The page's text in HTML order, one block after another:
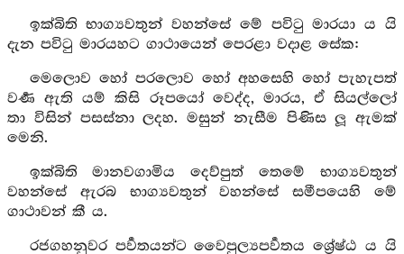
ඉක්බිති භාග්‍යවතුන් වහන්සේ මේ පවිටු මාරයා ය යි
දැන පවිටු මාරයහට ගාථායෙන් පෙරළා වදාළ සේක:
මෙලොව හෝ පරලොව හෝ අහසෙහි හෝ පැහැපත්
වර්‍ණ ඇති යම් කිසි රූපයෝ වෙද්ද, මාරය, ඒ සියල්ලෝ
තා විසින් පසස්නා ලදහ. මසුන් නැසීම පිණිස ලූ ඇමක්
මෙනි.
ඉක්බිති මානවගාමිය දෙව්පුත් තෙමේ භාග්‍යවතුන්
වහන්සේ ඇරබ භාග්‍යවතුන් වහන්සේ සමීපයෙහි මේ
ගාථාවන් කී ය.
රජගහනුවර පර්‍වතයන්ට වෛපුල්‍යපර්‍වතය ශ්‍රේෂ්ඨ ය යි